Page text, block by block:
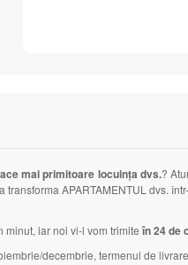
mai primitoare locuința dvs.?
transforma APARTAMENTUL dvs.
iar noi vi-l vom trimite în 24 de
decembrie, termenul de